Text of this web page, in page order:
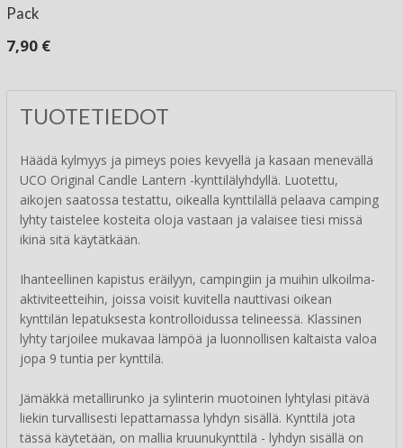
Pack
7,90 €
TUOTETIEDOT
Häädä kylmyys ja pimeys poies kevyellä ja kasaan menevällä
UCO Original Candle Lantern -kynttilälyhdyllä. Luotettu,
aikojen saatossa testattu, oikealla kynttilällä pelaava camping
lyhty taistelee kosteita oloja vastaan ja valaisee tiesi missä
ikinä sitä käytätkään.
Ihanteellinen kapistus eräilyyn, campingiin ja muihin ulkoilma-
aktiviteetteihin, joissa voisit kuvitella nauttivasi oikean
kynttilän lepatuksesta kontrolloidussa telineessä. Klassinen
lyhty tarjoilee mukavaa lämpöä ja luonnollisen kaltaista valoa
jopa 9 tuntia per kynttilä.
Jämäkkä metallirunko ja sylinterin muotoinen lyhtylasi pitävä
liekin turvallisesti lepattamassa lyhdyn sisällä. Kynttilä jota
tässä käytetään, on mallia kruunukynttilä - lyhdyn sisällä on